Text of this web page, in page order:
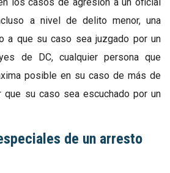
a nivel de delito menor, una
a que su caso sea juzgado por un
de DC, cualquier persona que
posible en su caso de más de
que su caso sea escuchado por un
de un arresto